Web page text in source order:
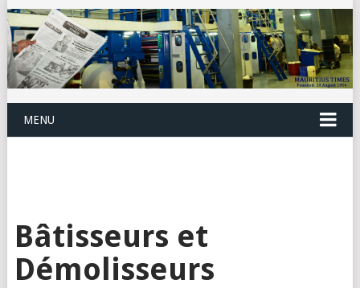
MENU
Bâtisseurs et
Démolisseurs